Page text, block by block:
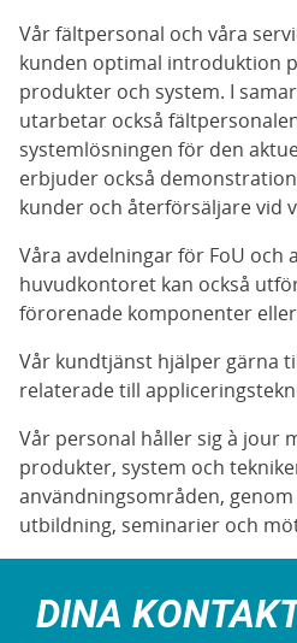
Vår fältpersonal och våra
kunden optimal introduktion
produkter och system. I
utarbetar också
systemlösningen för den
erbjuder också
kunder och återförsäljare vid
Våra avdelningar för FoU och
huvudkontoret kan också
förorenade komponenter
Vår kundtjänst hjälper gärna
relaterade till
Vår personal håller sig à jour
produkter, system och
användningsområden,
utbildning, seminarier och
DINA